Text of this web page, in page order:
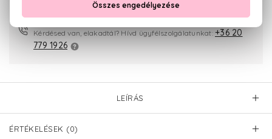
100% eredeti termékek,14 napos visszaküldési garanciával
Kérdésed van, elakadtál? Hívd ügyfélszolgálatunkat: +36 20
779 1926
LEÍRÁS
ÉRTÉKELÉSEK (0)